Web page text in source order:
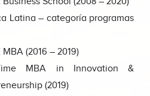
Latina – categoría programas
MBA (2016 – 2019)
MBA in Innovation &
(2019)